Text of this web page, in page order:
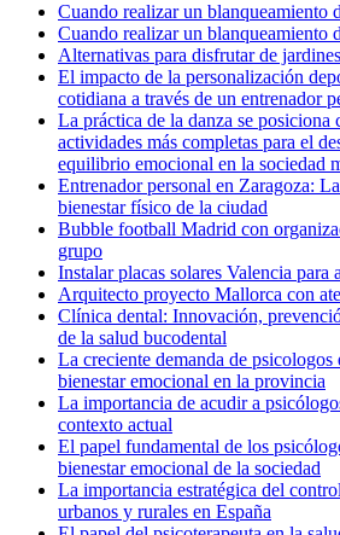
Cuando realizar un blanqueamiento
Cuando realizar un blanqueamiento
Alternativas para disfrutar de
El impacto de la personalización
cotidiana a través de un entrenador
La práctica de la danza se posiciona
actividades más completas para el
equilibrio emocional en la sociedad
Entrenador personal en Zaragoza:
bienestar físico de la ciudad
Bubble football Madrid con
grupo
Instalar placas solares Valencia para
Arquitecto proyecto Mallorca con
Clínica dental: Innovación,
de la salud bucodental
La creciente demanda de
bienestar emocional en la provincia
La importancia de acudir a
contexto actual
El papel fundamental de los
bienestar emocional de la sociedad
La importancia estratégica del
urbanos y rurales en España